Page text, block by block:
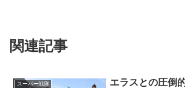
関連記事
スーパー戦隊
エラスとの圧倒